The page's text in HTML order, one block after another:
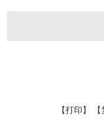
【打印 】 【